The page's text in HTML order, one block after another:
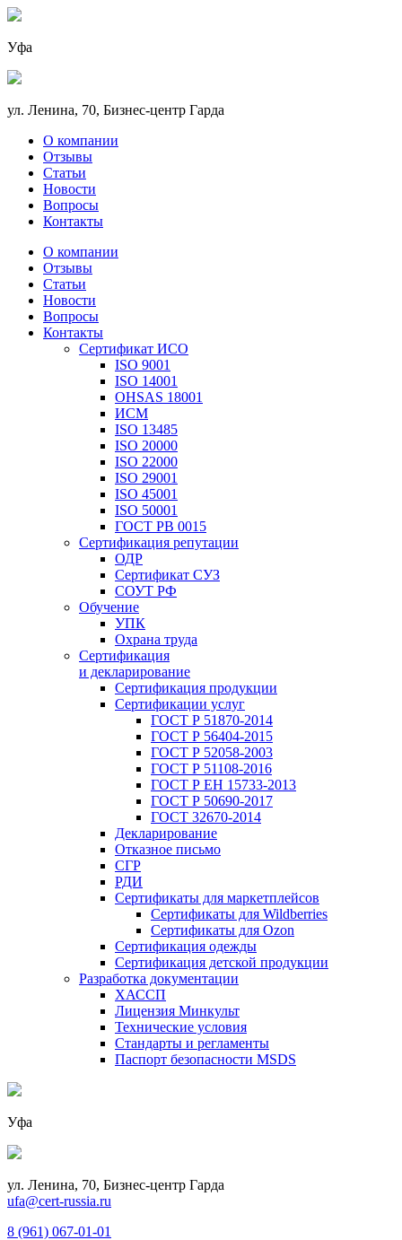
Уфа
ул. Ленина, 70, Бизнес-центр Гарда
О компании
Отзывы
Статьи
Новости
Вопросы
Контакты
О компании
Отзывы
Статьи
Новости
Вопросы
Контакты
Сертификат ИСО
ISO 9001
ISO 14001
OHSAS 18001
ИСМ
ISO 13485
ISO 20000
ISO 22000
ISO 29001
ISO 45001
ISO 50001
ГОСТ РВ 0015
Сертификация репутации
ОДР
Сертификат СУЗ
СОУТ РФ
Обучение
УПК
Охрана труда
Сертификация
и декларирование
Сертификация продукции
Сертификации услуг
ГОСТ Р 51870-2014
ГОСТ Р 56404-2015
ГОСТ Р 52058-2003
ГОСТ Р 51108-2016
ГОСТ Р ЕН 15733-2013
ГОСТ Р 50690-2017
ГОСТ 32670-2014
Декларирование
Отказное письмо
СГР
РДИ
Сертификаты для маркетплейсов
Сертификаты для Wildberries
Сертификаты для Ozon
Сертификация одежды
Сертификация детской продукции
Разработка документации
ХАССП
Лицензия Минкульт
Технические условия
Стандарты и регламенты
Паспорт безопасности MSDS
Уфа
ул. Ленина, 70, Бизнес-центр Гарда
ufa@cert-russia.ru
8 (961) 067-01-01